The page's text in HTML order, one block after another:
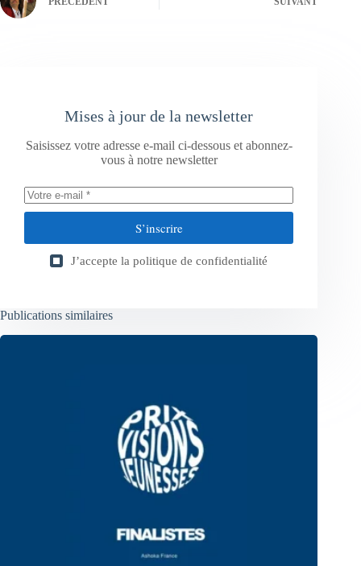
Mises à jour de la newsletter
Saisissez votre adresse e-mail ci-dessous et abonnez-
vous à notre newsletter
S’inscrire
J’accepte la politique de confidentialité
Publications similaires